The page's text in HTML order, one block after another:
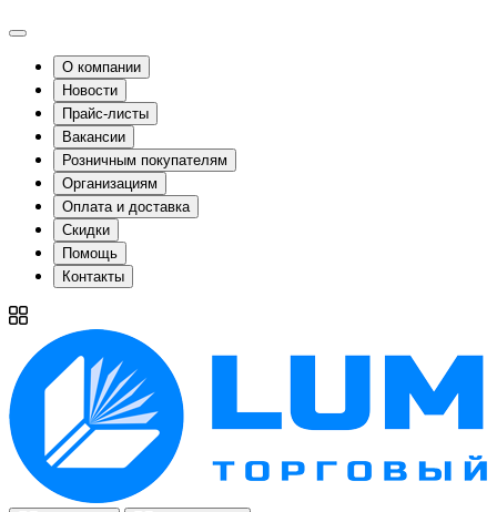
О компании
Новости
Прайс-листы
Вакансии
Розничным покупателям
Организациям
Оплата и доставка
Скидки
Помощь
Контакты